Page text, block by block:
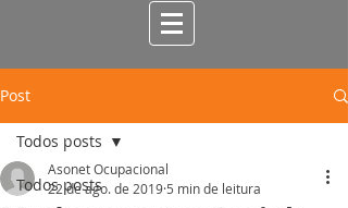
Post
Todos posts
Todos posts
Asonet Ocupacional
22 de ago. de 2019 5 min de leitura